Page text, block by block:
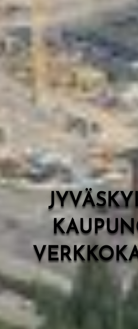
Lasten Lysti & LystiKylä-
Ohje
English